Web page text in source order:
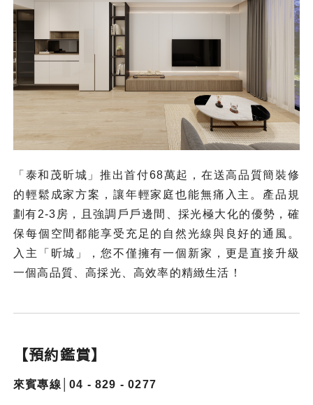
「泰和茂昕城」推出首付68萬起，在送高品質簡裝修
的輕鬆成家方案，讓年輕家庭也能無痛入主。產品規
劃有2-3房，且強調戶戶邊間、採光極大化的優勢，確
保每個空間都能享受充足的自然光線與良好的通風。
入主「昕城」，您不僅擁有一個新家，更是直接升級
一個高品質、高採光、高效率的精緻生活！
【預約鑑賞】
來賓專線│04 - 829 - 0277